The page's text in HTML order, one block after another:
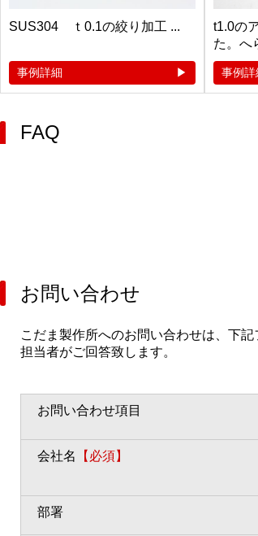
SUS304 ｔ0.1の絞り加工 ...
事例詳細
t1.0の
た。へ
事例詳
FAQ
お問い合わせ
こだま製作所へのお問い合わせは、下記
担当者がご回答致します。
お問い合わせ項目
会社名
【必須】
部署